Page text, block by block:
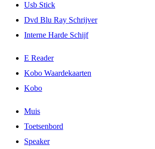
Usb Stick
Dvd Blu Ray Schrijver
Interne Harde Schijf
E Reader
Kobo Waardekaarten
Kobo
Muis
Toetsenbord
Speaker